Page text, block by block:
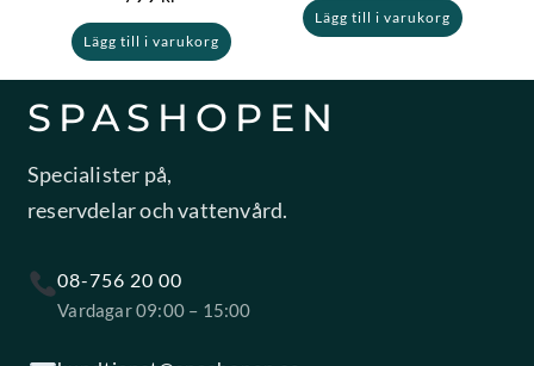
Lägg till i varukorg
Lägg till i varukorg
SPASHOPEN
Specialister på,
reservdelar och vattenvård.
08-756 20 00
Vardagar 09:00 – 15:00